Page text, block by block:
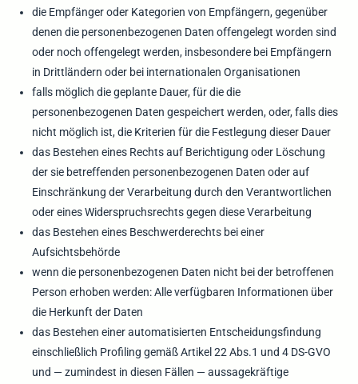
die Empfänger oder Kategorien von Empfängern, gegenüber
denen die personenbezogenen Daten offengelegt worden sind
oder noch offengelegt werden, insbesondere bei Empfängern
in Drittländern oder bei internationalen Organisationen
falls möglich die geplante Dauer, für die die
personenbezogenen Daten gespeichert werden, oder, falls dies
nicht möglich ist, die Kriterien für die Festlegung dieser Dauer
das Bestehen eines Rechts auf Berichtigung oder Löschung
der sie betreffenden personenbezogenen Daten oder auf
Einschränkung der Verarbeitung durch den Verantwortlichen
oder eines Widerspruchsrechts gegen diese Verarbeitung
das Bestehen eines Beschwerderechts bei einer
Aufsichtsbehörde
wenn die personenbezogenen Daten nicht bei der betroffenen
Person erhoben werden: Alle verfügbaren Informationen über
die Herkunft der Daten
das Bestehen einer automatisierten Entscheidungsfindung
einschließlich Profiling gemäß Artikel 22 Abs.1 und 4 DS-GVO
und — zumindest in diesen Fällen — aussagekräftige